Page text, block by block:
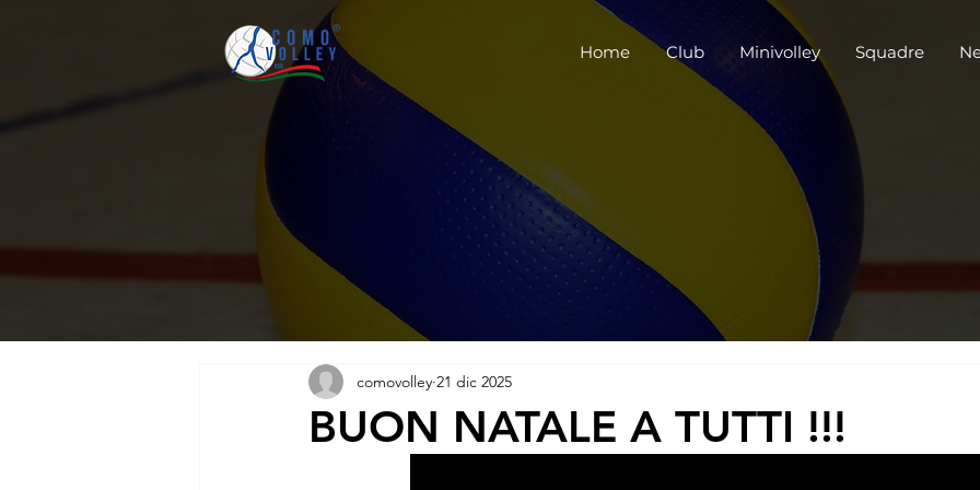
Home Club Minivolley Squadre
BUON NATALE A TUTTI !!!
comovolley 21 dic 2025